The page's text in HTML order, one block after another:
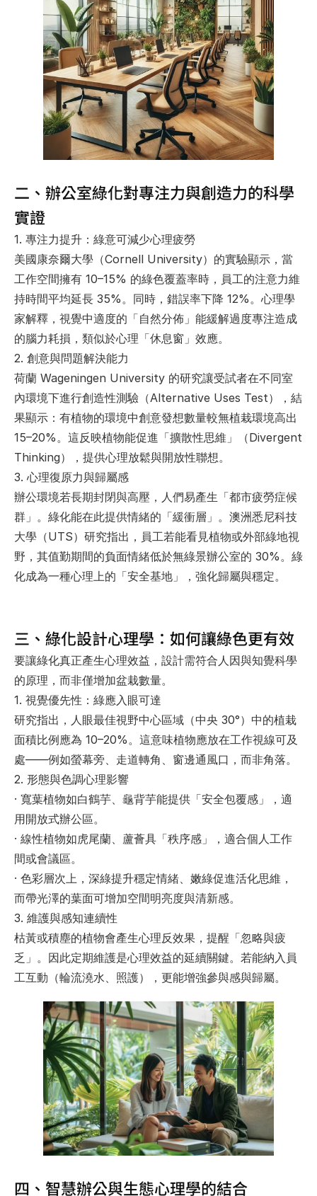
二、辦公室綠化對專注力與創造力的科學
實證
1. 專注力提升：綠意可減少心理疲勞
美國康奈爾大學（Cornell University）的實驗顯示，當
工作空間擁有 10–15% 的綠色覆蓋率時，員工的注意力維
持時間平均延長 35%。同時，錯誤率下降 12%。心理學
家解釋，視覺中適度的「自然分佈」能緩解過度專注造成
的腦力耗損，類似於心理「休息窗」效應。
2. 創意與問題解決能力
荷蘭 Wageningen University 的研究讓受試者在不同室
內環境下進行創造性測驗（Alternative Uses Test），結
果顯示：有植物的環境中創意發想數量較無植栽環境高出
15–20%。這反映植物能促進「擴散性思維」（Divergent
Thinking），提供心理放鬆與開放性聯想。
3. 心理復原力與歸屬感
辦公環境若長期封閉與高壓，人們易產生「都市疲勞症候
群」。綠化能在此提供情緒的「緩衝層」。澳洲悉尼科技
大學（UTS）研究指出，員工若能看見植物或外部綠地視
野，其值勤期間的負面情緒低於無綠景辦公室的 30%。綠
化成為一種心理上的「安全基地」，強化歸屬與穩定。
三、綠化設計心理學：如何讓綠色更有效
要讓綠化真正產生心理效益，設計需符合人因與知覺科學
的原理，而非僅增加盆栽數量。
1. 視覺優先性：綠應入眼可達
研究指出，人眼最佳視野中心區域（中央 30°）中的植栽
面積比例應為 10–20%。這意味植物應放在工作視線可及
處——例如螢幕旁、走道轉角、窗邊通風口，而非角落。
2. 形態與色調心理影響
· 寬葉植物如白鶴芋、龜背芋能提供「安全包覆感」，適
用開放式辦公區。
· 線性植物如虎尾蘭、蘆薈具「秩序感」，適合個人工作
間或會議區。
· 色彩層次上，深綠提升穩定情緒、嫩綠促進活化思維，
而帶光澤的葉面可增加空間明亮度與清新感。
3. 維護與感知連續性
枯黃或積塵的植物會產生心理反效果，提醒「忽略與疲
乏」。因此定期維護是心理效益的延續關鍵。若能納入員
工互動（輪流澆水、照護），更能增強參與感與歸屬。
四、智慧辦公與生態心理學的結合